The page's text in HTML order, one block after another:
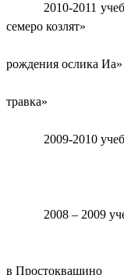
2010-2011
семеро козлят»
рождения ослика Иа»
травка»
2009-2010
2008 – 2009
в Простоквашино